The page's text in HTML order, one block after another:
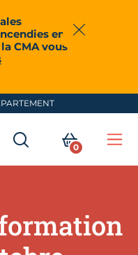
en
CMA vous
Fermer
RECHERCHER
MON
0